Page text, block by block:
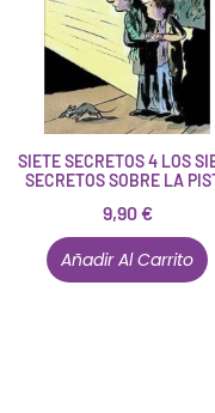
SIETE SECRETOS 4 LOS
SECRETOS SOBRE LA
9,90 €
Añadir Al Carrito